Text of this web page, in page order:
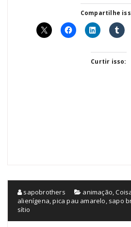
Compartilhe
Curtir isso:
sapobrothers animação,
alienígena,pica pau amarelo, sapo
sítio